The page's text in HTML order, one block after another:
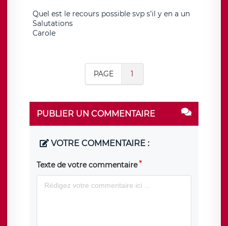
Quel est le recours possible svp s’il y en a un
Salutations
Carole
PAGE 1
PUBLIER UN COMMENTAIRE
VOTRE COMMENTAIRE :
Texte de votre commentaire